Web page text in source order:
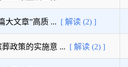
大文章”高质 ... [ 解读 (2) ]
政策的实施意 ... [ 解读 (2) ]